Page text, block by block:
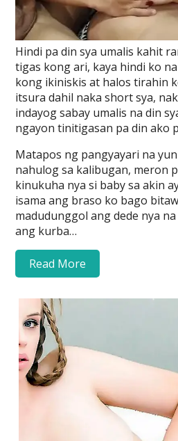
Hindi pa din sya umalis kahit
tigas kong ari, kaya hindi ko
kong ikiniskis at halos tirahin
itsura dahil naka short sya,
indayog sabay umalis na din
ngayon tinitigasan pa din ako
Matapos ng pangyayari na
nahulog sa kalibugan, meron
kinukuha nya si baby sa akin
isama ang braso ko bago
madudunggol ang dede nya
ang kurba…
Read More